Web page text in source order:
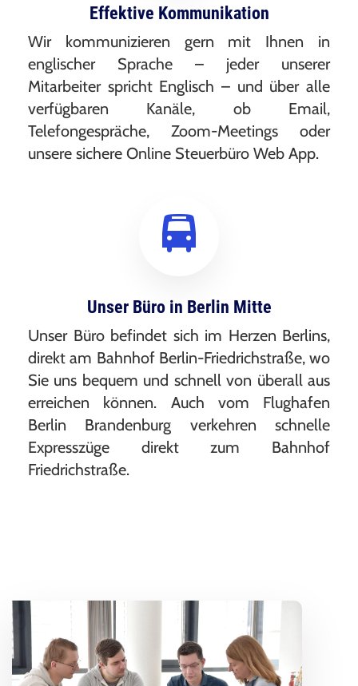
Effektive Kommunikation
Wir kommunizieren gern mit Ihnen in
englischer Sprache – jeder unserer
Mitarbeiter spricht Englisch – und über alle
verfügbaren Kanäle, ob Email,
Telefongespräche, Zoom-Meetings oder
unsere sichere Online Steuerbüro Web App.
Unser Büro in Berlin Mitte
Unser Büro befindet sich im Herzen Berlins,
direkt am Bahnhof Berlin-Friedrichstraße, wo
Sie uns bequem und schnell von überall aus
erreichen können. Auch vom Flughafen
Berlin Brandenburg verkehren schnelle
Expresszüge direkt zum Bahnhof
Friedrichstraße.